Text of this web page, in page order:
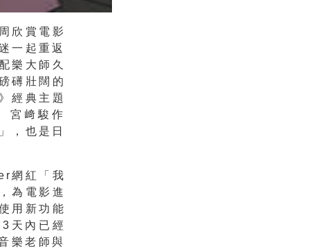
欣賞電影
一起重返
樂大師久
礡壯闊的
經典主題
宮﨑駿作
，也是 日
網紅「我
為電影進
用新功能
天內已經
樂老師與